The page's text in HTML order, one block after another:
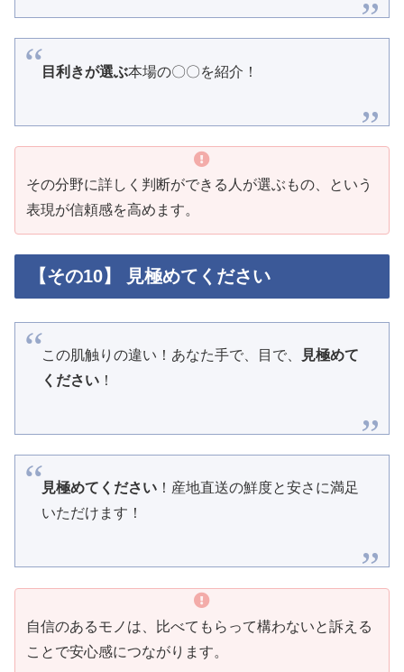
目利きが選ぶ本場の〇〇を紹介！
その分野に詳しく判断ができる人が選ぶもの、という
表現が信頼感を高めます。
【その10】 見極めてください
この肌触りの違い！あなた手で、目で、
見極めて
ください！
見極めてください！産地直送の鮮度と安さに満足
いただけます！
自信のあるモノは、比べてもらって構わないと訴える
ことで安心感につながります。